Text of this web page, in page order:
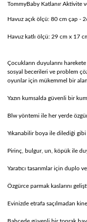
TommyBaby Katlanır Aktivite
Havuz açık ölçü: 80 cm çap -
Havuz katlı ölçü: 29 cm x 17
Çocukların duyularını
sosyal becerileri ve problem
oyunlar için mükemmel bir
Yazın kumsalda güvenli bir
Blw yöntemi ile her yerde
Yıkanabilir boya ile dilediği
Pirinç, bulgur, un, köpük ile
Yaratıcı tasarımlar için duplo
Özgürce parmak kaslarını
Evinizde etrafa saçılmadan